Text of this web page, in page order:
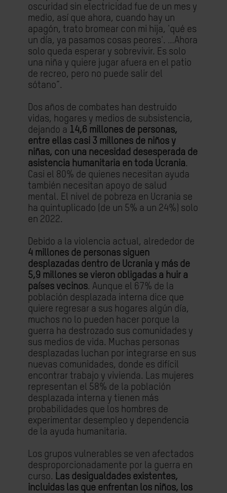
oscuridad sin electricidad fue de un mes y
medio, así que ahora, cuando hay un
apagón, trato bromear con mi hija, 'qué es
un día, ya pasamos cosas peores'. …Ahora
solo queda esperar y sobrevivir. Es solo
una niña y quiere jugar afuera en el patio
de recreo, pero no puede salir del
sótano”.
Dos años de combates han destruido
vidas, hogares y medios de subsistencia,
dejando a 14,6 millones de personas,
entre ellas casi 3 millones de niños y
niñas, con una necesidad desesperada de
asistencia humanitaria en toda Ucrania.
Casi el 80% de quienes necesitan ayuda
también necesitan apoyo de salud
mental. El nivel de pobreza en Ucrania se
ha quintuplicado (de un 5% a un 24%) solo
en 2022.
Debido a la violencia actual, alrededor de
4 millones de personas siguen
desplazadas dentro de Ucrania y más de
5,9 millones se vieron obligadas a huir a
países vecinos. Aunque el 67% de la
población desplazada interna dice que
quiere regresar a sus hogares algún día,
muchos no lo pueden hacer porque la
guerra ha destrozado sus comunidades y
sus medios de vida. Muchas personas
desplazadas luchan por integrarse en sus
nuevas comunidades, donde es difícil
encontrar trabajo y vivienda. Las mujeres
representan el 58% de la población
desplazada interna y tienen más
probabilidades que los hombres de
experimentar desempleo y dependencia
de la ayuda humanitaria.
Los grupos vulnerables se ven afectados
desproporcionadamente por la guerra en
curso. Las desigualdades existentes,
incluidas las que enfrentan los niños, los